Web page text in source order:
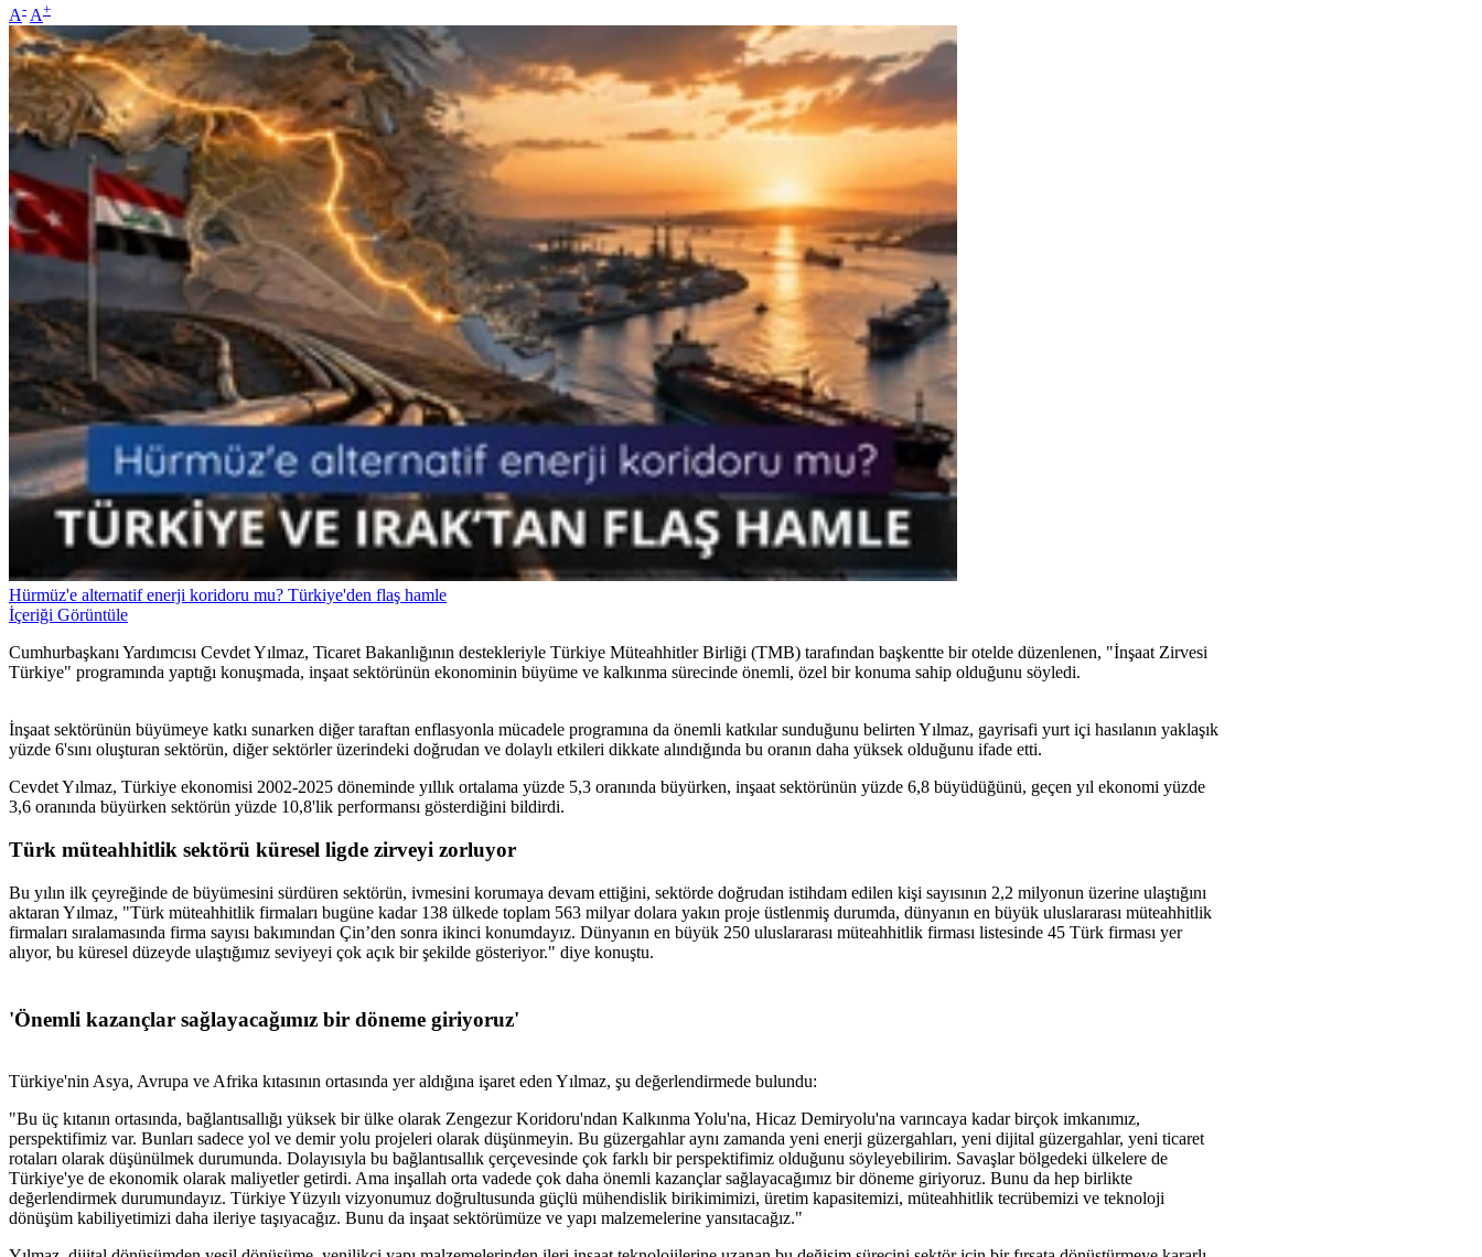
A- A+
Hürmüz'e alternatif enerji koridoru mu? Türkiye'den flaş hamle
İçeriği Görüntüle
Cumhurbaşkanı Yardımcısı Cevdet Yılmaz, Ticaret Bakanlığının destekleriyle Türkiye Müteahhitler Birliği (TMB) tarafından başkentte bir otelde düzenlenen, "İnşaat Zirvesi
Türkiye" programında yaptığı konuşmada, inşaat sektörünün ekonominin büyüme ve kalkınma sürecinde önemli, özel bir konuma sahip olduğunu söyledi.
İnşaat sektörünün büyümeye katkı sunarken diğer taraftan enflasyonla mücadele programına da önemli katkılar sunduğunu belirten Yılmaz, gayrisafi yurt içi hasılanın yaklaşık
yüzde 6'sını oluşturan sektörün, diğer sektörler üzerindeki doğrudan ve dolaylı etkileri dikkate alındığında bu oranın daha yüksek olduğunu ifade etti.
Cevdet Yılmaz, Türkiye ekonomisi 2002-2025 döneminde yıllık ortalama yüzde 5,3 oranında büyürken, inşaat sektörünün yüzde 6,8 büyüdüğünü, geçen yıl ekonomi yüzde
3,6 oranında büyürken sektörün yüzde 10,8'lik performansı gösterdiğini bildirdi.
Türk müteahhitlik sektörü küresel ligde zirveyi zorluyor
Bu yılın ilk çeyreğinde de büyümesini sürdüren sektörün, ivmesini korumaya devam ettiğini, sektörde doğrudan istihdam edilen kişi sayısının 2,2 milyonun üzerine ulaştığını
aktaran Yılmaz, "Türk müteahhitlik firmaları bugüne kadar 138 ülkede toplam 563 milyar dolara yakın proje üstlenmiş durumda, dünyanın en büyük uluslararası müteahhitlik
firmaları sıralamasında firma sayısı bakımından Çin’den sonra ikinci konumdayız. Dünyanın en büyük 250 uluslararası müteahhitlik firması listesinde 45 Türk firması yer
alıyor, bu küresel düzeyde ulaştığımız seviyeyi çok açık bir şekilde gösteriyor." diye konuştu.
'Önemli kazançlar sağlayacağımız bir döneme giriyoruz'
Türkiye'nin Asya, Avrupa ve Afrika kıtasının ortasında yer aldığına işaret eden Yılmaz, şu değerlendirmede bulundu:
"Bu üç kıtanın ortasında, bağlantısallığı yüksek bir ülke olarak Zengezur Koridoru'ndan Kalkınma Yolu'na, Hicaz Demiryolu'na varıncaya kadar birçok imkanımız,
perspektifimiz var. Bunları sadece yol ve demir yolu projeleri olarak düşünmeyin. Bu güzergahlar aynı zamanda yeni enerji güzergahları, yeni dijital güzergahlar, yeni ticaret
rotaları olarak düşünülmek durumunda. Dolayısıyla bu bağlantısallık çerçevesinde çok farklı bir perspektifimiz olduğunu söyleyebilirim. Savaşlar bölgedeki ülkelere de
Türkiye'ye de ekonomik olarak maliyetler getirdi. Ama inşallah orta vadede çok daha önemli kazançlar sağlayacağımız bir döneme giriyoruz. Bunu da hep birlikte
değerlendirmek durumundayız. Türkiye Yüzyılı vizyonumuz doğrultusunda güçlü mühendislik birikimimizi, üretim kapasitemizi, müteahhitlik tecrübemizi ve teknoloji
dönüşüm kabiliyetimizi daha ileriye taşıyacağız. Bunu da inşaat sektörümüze ve yapı malzemelerine yansıtacağız."